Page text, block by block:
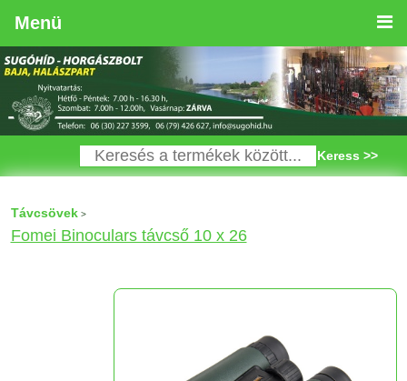
Menü
Keress >>
Távcsövek>
Fomei Binoculars távcső 10 x 26